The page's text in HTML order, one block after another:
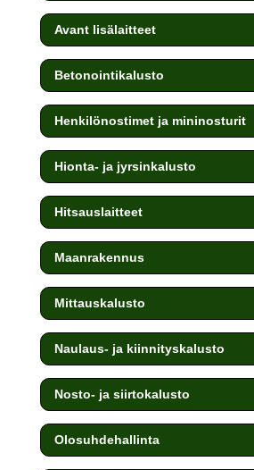
Avant lisälaitteet
Betonointikalusto
Henkilönostimet ja mininosturit
Hionta- ja jyrsinkalusto
Hitsauslaitteet
Maanrakennus
Mittauskalusto
Naulaus- ja kiinnityskalusto
Nosto- ja siirtokalusto
Olosuhdehallinta